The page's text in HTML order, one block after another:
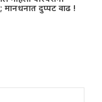
मानधनात दुप्पट वाढ !